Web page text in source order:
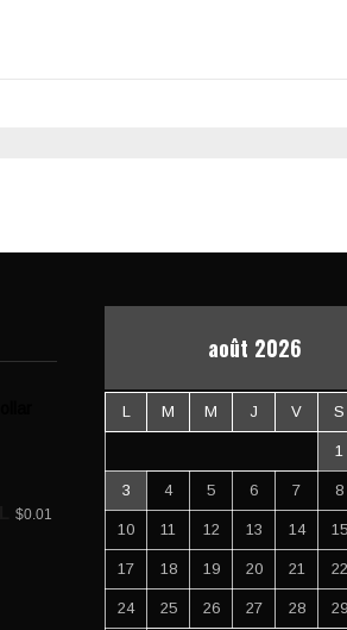
$0.01
août 2026
L M M J V S
1
3 4 5 6 7 8
10 11 12 13 14 15
17 18 19 20 21 22
24 25 26 27 28 29